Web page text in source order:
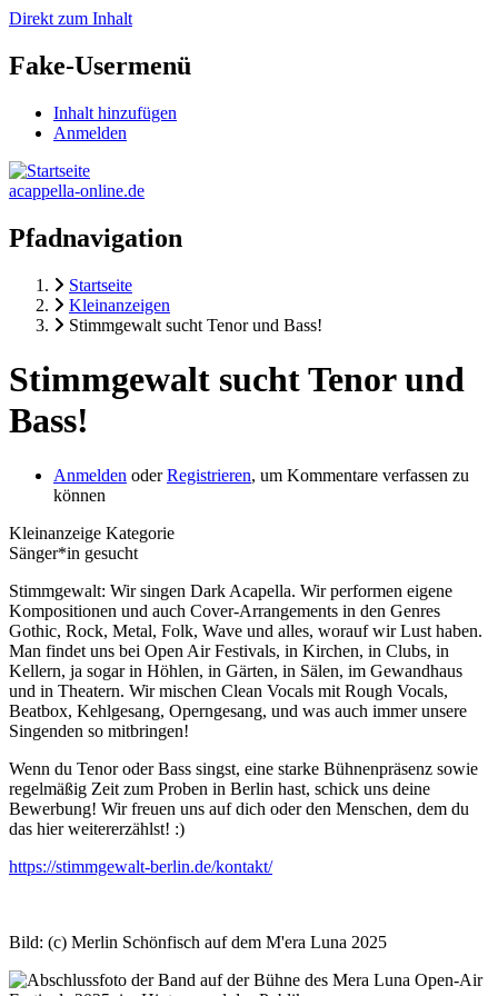
Direkt zum Inhalt
Fake-Usermenü
Inhalt hinzufügen
Anmelden
acappella-online.de
Pfadnavigation
Startseite
Kleinanzeigen
Stimmgewalt sucht Tenor und Bass!
Stimmgewalt sucht Tenor und
Bass!
Anmelden oderRegistrieren, um Kommentare verfassen zu
können
Kleinanzeige Kategorie
Sänger*in gesucht
Stimmgewalt: Wir singen Dark Acapella. Wir performen eigene
Kompositionen und auch Cover-Arrangements in den Genres
Gothic, Rock, Metal, Folk, Wave und alles, worauf wir Lust haben.
Man findet uns bei Open Air Festivals, in Kirchen, in Clubs, in
Kellern, ja sogar in Höhlen, in Gärten, in Sälen, im Gewandhaus
und in Theatern. Wir mischen Clean Vocals mit Rough Vocals,
Beatbox, Kehlgesang, Operngesang, und was auch immer unsere
Singenden so mitbringen!
Wenn du Tenor oder Bass singst, eine starke Bühnenpräsenz sowie
regelmäßig Zeit zum Proben in Berlin hast, schick uns deine
Bewerbung! Wir freuen uns auf dich oder den Menschen, dem du
das hier weitererzählst! :)
https://stimmgewalt-berlin.de/kontakt/
Bild: (c) Merlin Schönfisch auf dem M'era Luna 2025